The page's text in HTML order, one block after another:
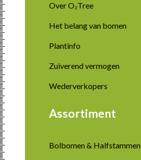
Over O₂Tree
Het belang van bomen
Plantinfo
Zuiverend vermogen
Wederverkopers
Assortiment
Bolbomen & Halfstammen